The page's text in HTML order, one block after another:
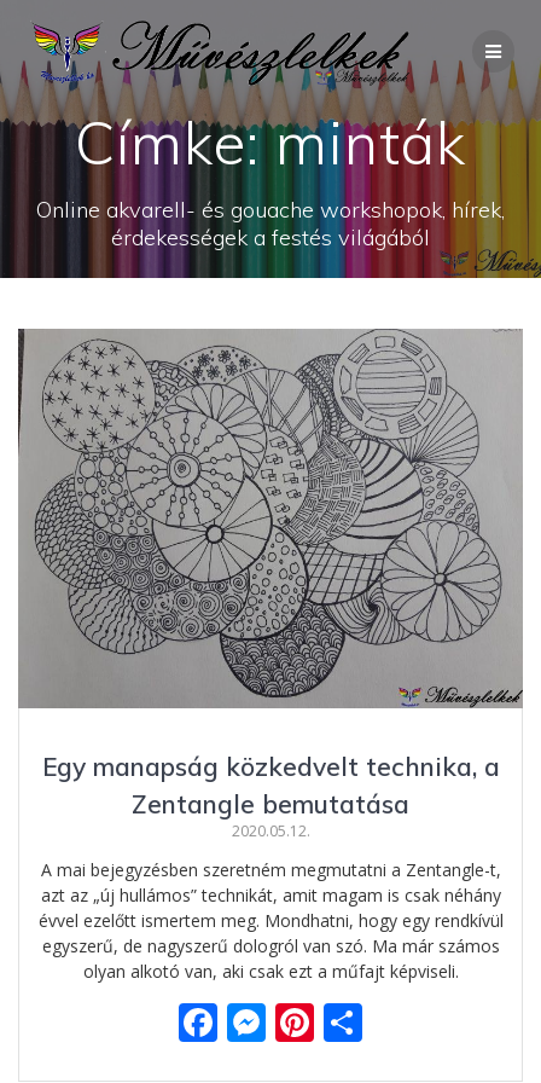
content
Címke:minták
Online akvarell- és gouache workshopok, hírek,
érdekességek a festés világából
Egy manapság közkedvelt technika, a
Zentangle bemutatása
2020.05.12.
A mai bejegyzésben szeretném megmutatni a Zentangle-t,
azt az „új hullámos” technikát, amit magam is csak néhány
évvel ezelőtt ismertem meg. Mondhatni, hogy egy rendkívül
egyszerű, de nagyszerű dologról van szó. Ma már számos
olyan alkotó van, aki csak ezt a műfajt képviseli.
F M Pi